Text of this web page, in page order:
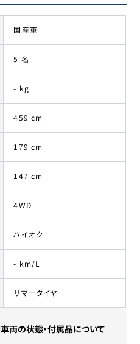
国産車
5 名
- kg
459 cm
179 cm
147 cm
4WD
ハイオク
- km/L
サマータイヤ
車両の状態・付属品について